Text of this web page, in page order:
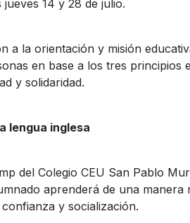
jueves 14 y 28 de julio.
a la orientación y misión
en base a los tres principios
y solidaridad.
lengua inglesa
del Colegio CEU San Pablo
aprenderá de una
y socialización.